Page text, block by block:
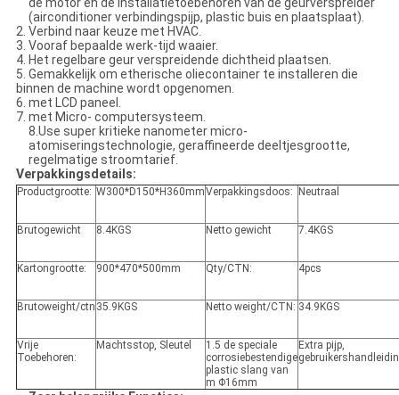
de motor en de installatietoebehoren van de geurverspreider
(airconditioner verbindingspijp, plastic buis en plaatsplaat).
2. Verbind naar keuze met HVAC.
3. Vooraf bepaalde werk-tijd waaier.
4. Het regelbare geur verspreidende dichtheid plaatsen.
5. Gemakkelijk om etherische oliecontainer te installeren die
binnen de machine wordt opgenomen.
6. met LCD paneel.
7. met Micro- computersysteem.
8.Use super kritieke nanometer micro-
atomiseringstechnologie, geraffineerde deeltjesgrootte,
regelmatige stroomtarief.
Verpakkingsdetails:
Productgrootte: W300*D150*H360mmVerpakkingsdoos: Neutraal
Brutogewicht 8.4KGS Netto gewicht 7.4KGS
Kartongrootte: 900*470*500mm Qty/CTN: 4pcs
Brutoweight/ctn 35.9KGS Netto weight/CTN: 34.9KGS
Vrije
Toebehoren:
Machtsstop, Sleutel
1.5 de speciale
corrosiebestendige
plastic slang van
m Φ16mm
Extra pijp,